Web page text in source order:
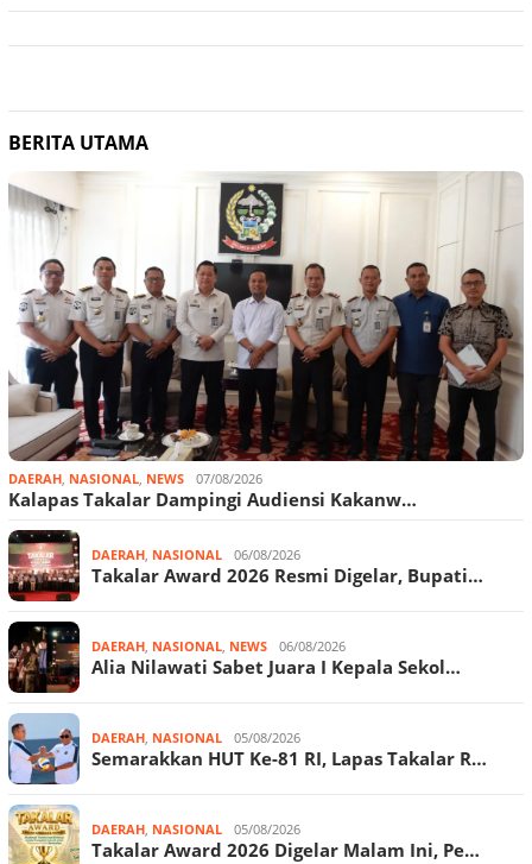
BERITA UTAMA
DAERAH, NASIONAL, NEWS 07/08/2026
Kalapas Takalar Dampingi Audiensi Kakanw…
DAERAH, NASIONAL 06/08/2026
Takalar Award 2026 Resmi Digelar, Bupati…
DAERAH, NASIONAL, NEWS 06/08/2026
Alia Nilawati Sabet Juara I Kepala Sekol…
DAERAH, NASIONAL 05/08/2026
Semarakkan HUT Ke-81 RI, Lapas Takalar R…
DAERAH, NASIONAL 05/08/2026
Takalar Award 2026 Digelar Malam Ini, Pe…